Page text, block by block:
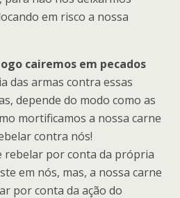
em risco a nossa
cairemos em pecados
das armas contra essas
depende do modo como as
mortificamos a nossa carne
contra nós!
rebelar por conta da própria
em nós, mas, a nossa carne
por conta da ação do